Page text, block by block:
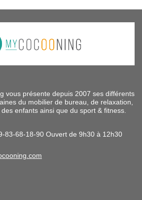
vous présente depuis 2007 ses différents
du mobilier de bureau, de relaxation,
enfants ainsi que du sport & fitness.
83-68-18-90 Ouvert de 9h30 à 12h30